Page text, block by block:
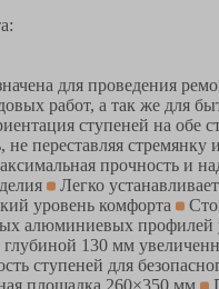
для проведения
работ, а так же для
ступеней на обе
не переставляя
прочность и
Легко
уровень комфорта
алюминиевых профилей
130 мм
ступеней для
площадка 260×350 мм